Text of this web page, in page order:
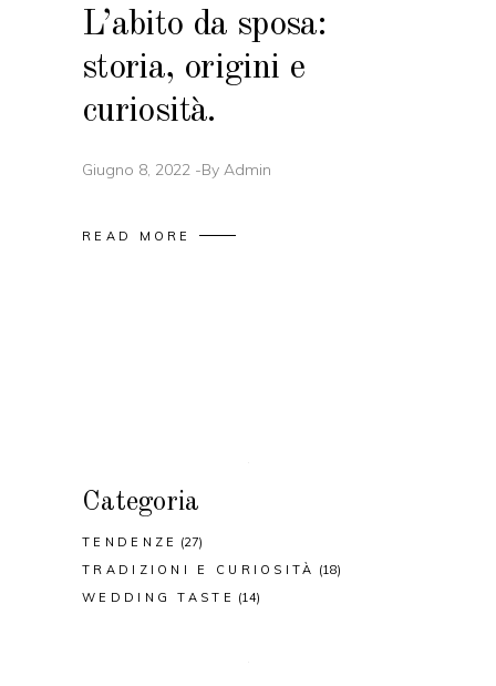
L’abito da sposa:
storia, origini e
curiosità.
Giugno 8, 2022 By Admin
READ MORE
Categoria
TENDENZE (27)
TRADIZIONI E CURIOSITÀ (18)
WEDDING TASTE (14)